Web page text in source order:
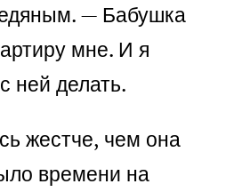
— Бабушка
мне. И я
ней делать.
жестче, чем она
времени на